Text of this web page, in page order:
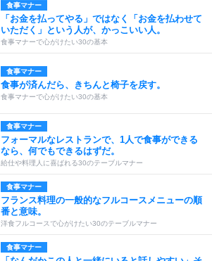
食事マナー
「お金を払ってやる」ではなく「お金を払わせて
いただく」という人が、かっこいい人。
食事マナーで心がけたい30の基本
食事マナー
食事が済んだら、きちんと椅子を戻す。
食事マナーで心がけたい30の基本
食事マナー
フォーマルなレストランで、1人で食事ができる
なら、何でもできるはずだ。
給仕や料理人に喜ばれる30のテーブルマナー
食事マナー
フランス料理の一般的なフルコースメニューの順
番と意味。
洋食フルコースで心がけたい30のテーブルマナー
食事マナー